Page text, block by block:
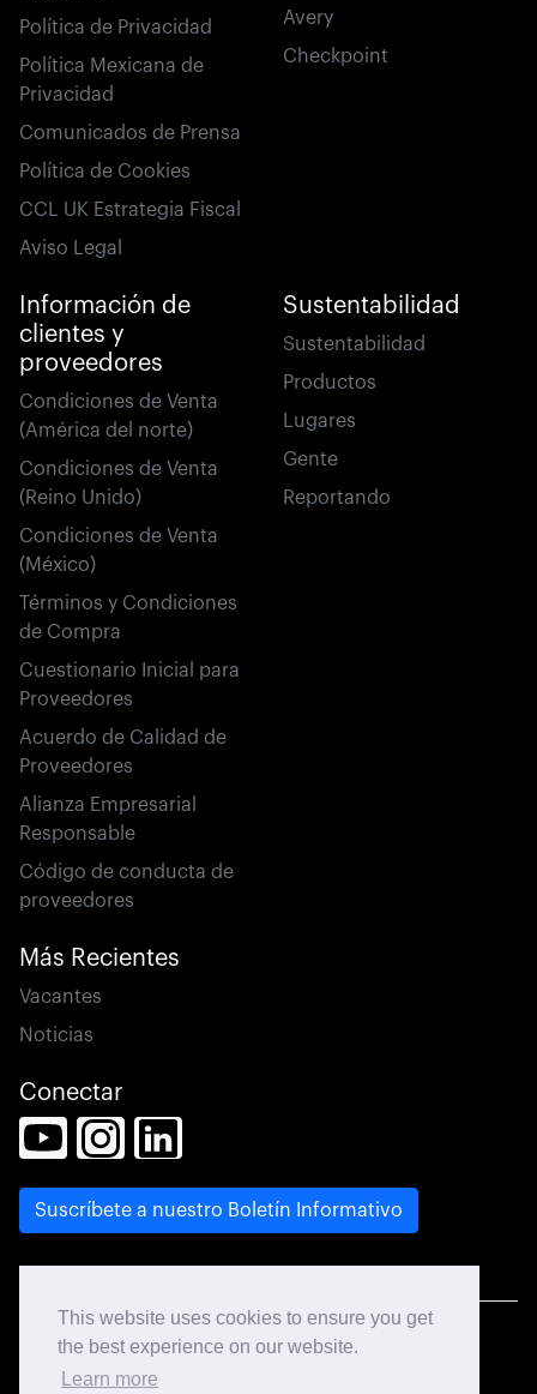
This website uses cookies to ensure you get
the best experience on our website.
Learn more
Política de Privacidad
Política Mexicana de
Privacidad
Comunicados de Prensa
Política de Cookies
CCL UK Estrategia Fiscal
Aviso Legal
Avery
Checkpoint
Información de
clientes y
proveedores
Condiciones de Venta
(América del norte)
Condiciones de Venta
(Reino Unido)
Condiciones de Venta
(México)
Términos y Condiciones
de Compra
Cuestionario Inicial para
Proveedores
Acuerdo de Calidad de
Proveedores
Alianza Empresarial
Responsable
Código de conducta de
proveedores
Sustentabilidad
Sustentabilidad
Productos
Lugares
Gente
Reportando
Más Recientes
Vacantes
Noticias
Conectar
© 2026 CCL Design. Todos los derechos reservados.